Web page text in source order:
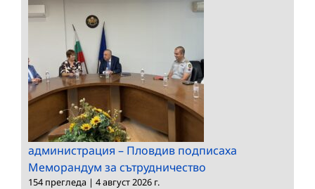
администрация – Пловдив подписаха
Меморандум за сътрудничество
154 прегледа | 4 август 2026 г.